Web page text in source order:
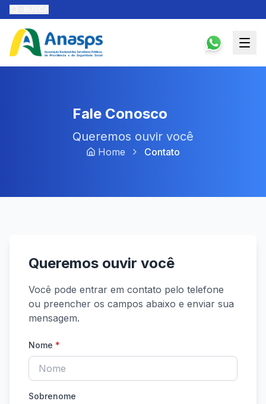
Fale Conosco
Queremos ouvir você
Home Contato
Queremos ouvir você
Você pode entrar em contato pelo telefone
ou preencher os campos abaixo e enviar sua
mensagem.
Nome *
Sobrenome